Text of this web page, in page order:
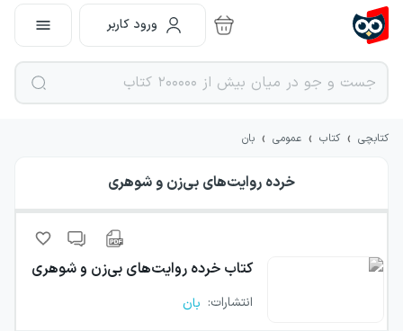
ورود کاربر
کتابچی › کتاب › عمومی › بان
خرده روایت‌های بی‌زن و شوهری
کتاب خرده روایت‌های بی‌زن و شوهری
انتشارات: بان